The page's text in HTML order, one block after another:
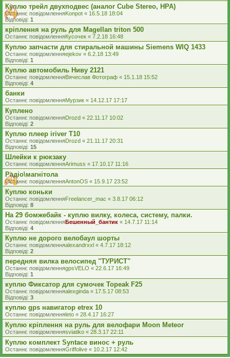
Куплю трейл двухподвес (аналог Cube Stereo, HPA)
Останнє повідомленняKonpot « 16.5.18 18:04
Відповіді: 1
кріплення на руль для Magellan triton 500
Останнє повідомленняКусочек « 7.2.18 16:48
Куплю запчасти для стиральной машины Siemens WIQ 1433
Останнє повідомленняejekov « 6.2.18 13:49
Відповіді: 1
Куплю автомобиль Ниву 2121
Останнє повідомленняВячеслав Фотограф « 15.1.18 15:52
Відповіді: 4
банки
Останнє повідомленняМурзик « 14.12.17 17:17
Куплено
Останнє повідомленняDrozd « 22.11.17 10:02
Відповіді: 2
Куплю плеер iriver Т10
Останнє повідомленняDrozd « 21.11.17 20:31
Відповіді: 15
Шлейки к рюкзаку
Останнє повідомленняArimuss « 17.10.17 11:16
Радіо\магнітола
Останнє повідомленняAntonOS « 15.9.17 23:52
Куплю коньки
Останнє повідомленняFreelancer_mac « 3.8.17 06:12
Відповіді: 8
На 29 бомжебайк - куплю вилку, колеса, систему, палки.
Останнє повідомленняБешенный_бантик « 14.7.17 11:14
Відповіді: 4
Куплю не дорого велобаул шорты
Останнє повідомленняalexandrxxl « 4.7.17 18:12
Відповіді: 2
передняя вилка велосипед "ТУРИСТ"
Останнє повідомленняgpsVELO « 22.6.17 16:49
Відповіді: 1
куплю Фиксатор для сумочек Topeak F25
Останнє повідомленняalexginda « 17.5.17 08:53
Відповіді: 3
куплю gps навигатор etrex 10
Останнє повідомленняleto « 28.4.17 16:27
Куплю кріплення на руль для велофари Moon Meteor
Останнє повідомленняsviatiko « 28.3.17 22:11
Куплю комплект Syntace винос + руль
Останнє повідомленняGriffolive « 10.2.17 12:42